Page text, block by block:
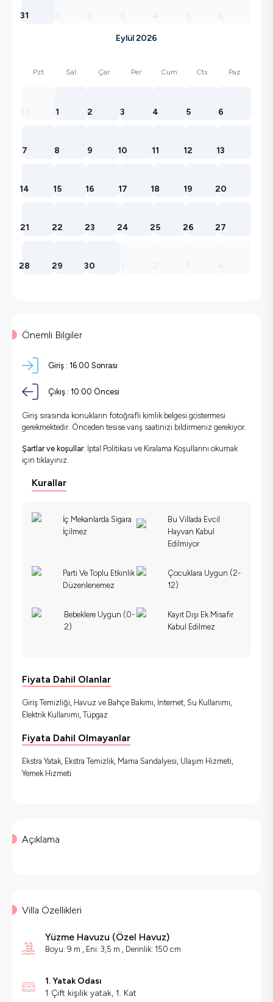
31
Eylül 2026
Pzt Sal Çar Per Cum Cts Paz
1 2 3 4 5 6
7 8 9 10 11 12 13
14 15 16 17 18 19 20
21 22 23 24 25 26 27
28 29 30
Önemli Bilgiler
Giriş : 16:00 Sonrası
Çıkış : 10:00 Öncesi
Giriş sırasında konukların fotoğraflı kimlik belgesi göstermesi
gerekmektedir. Önceden tesise varış saatinizi bildirmeniz gerekiyor.
Şartlar ve koşullar: İptal Politikası ve Kiralama Koşullarını okumak
için tıklayınız.
Kurallar
İç Mekanlarda Sigara
İçilmez
Bu Villada Evcil
Hayvan Kabul
Edilmiyor
Parti Ve Toplu Etkinlik
Düzenlenemez
Çocuklara Uygun (2-
12)
Bebeklere Uygun (0-
2)
Kayıt Dışı Ek Misafir
Kabul Edilmez
Fiyata Dahil Olanlar
Giriş Temizliği, Havuz ve Bahçe Bakımı, İnternet, Su Kullanımı,
Elektrik Kullanımı, Tüpgaz
Fiyata Dahil Olmayanlar
Ekstra Yatak, Ekstra Temizlik, Mama Sandalyesi, Ulaşım Hizmeti,
Yemek Hizmeti
Açıklama
Villa Özellikleri
Yüzme Havuzu (Özel Havuz)
Boyu: 9 m , Eni: 3,5 m , Derinlik: 150 cm
1. Yatak Odası
1 Çift kişilik yatak, 1. Kat